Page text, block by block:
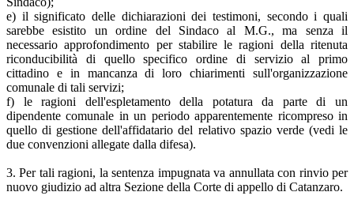
e) il significato delle dichiarazioni dei testimoni, secondo i quali
sarebbe esistito un ordine del Sindaco al M.G., ma senza il
necessario approfondimento per stabilire le ragioni della ritenuta
riconducibilità di quello specifico ordine di servizio al primo
cittadino e in mancanza di loro chiarimenti sull'organizzazione
comunale di tali servizi;
f) le ragioni dell'espletamento della potatura da parte di un
dipendente comunale in un periodo apparentemente ricompreso in
quello di gestione dell'affidatario del relativo spazio verde (vedi le
due convenzioni allegate dalla difesa).
3. Per tali ragioni, la sentenza impugnata va annullata con rinvio per
nuovo giudizio ad altra Sezione della Corte di appello di Catanzaro.